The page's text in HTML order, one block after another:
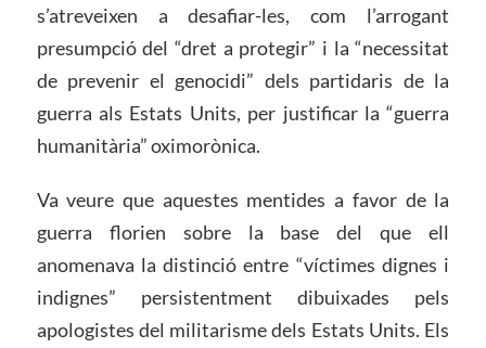
s’atreveixen a desafiar-les, com l’arrogant
presumpció del “dret a protegir” i la “necessitat
de prevenir el genocidi” dels partidaris de la
guerra als Estats Units, per justificar la “guerra
humanitària” oximorònica.
Va veure que aquestes mentides a favor de la
guerra florien sobre la base del que ell
anomenava la distinció entre “víctimes dignes i
indignes” persistentment dibuixades pels
apologistes del militarisme dels Estats Units. Els